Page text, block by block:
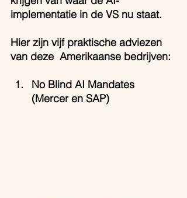
implementatie in de VS nu staat.
Hier zijn vijf praktische adviezen
van deze  Amerikaanse bedrijven:
No Blind AI Mandates
(Mercer en SAP)